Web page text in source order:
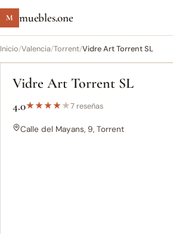
M muebles.one
Inicio/Valencia/Torrent/Vidre Art Torrent SL
Vidre Art Torrent SL
4.0★★★★★7 reseñas
Calle del Mayans, 9, Torrent